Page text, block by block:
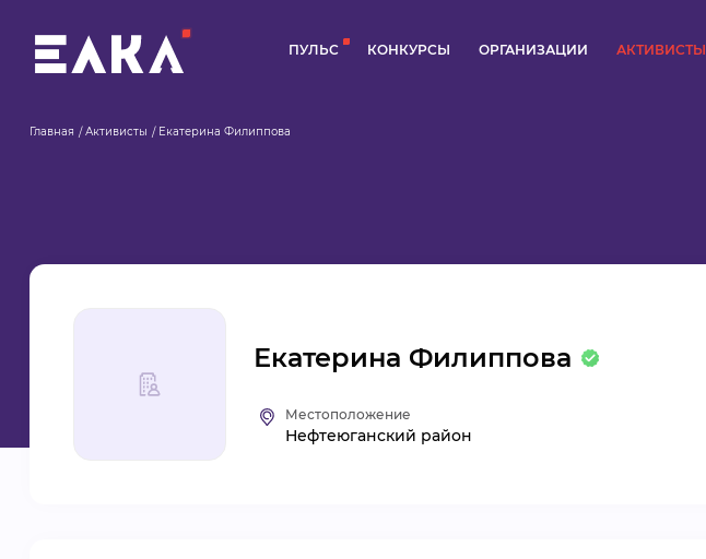
ПУЛЬС КОНКУРСЫ ОРГАНИЗАЦИИ АКТИВИСТЫ
ПРОЕКТЫ
Главная Активисты Екатерина Филиппова
Екатерина Филиппова
Местоположение
Нефтеюганский район